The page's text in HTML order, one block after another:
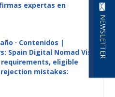
NEWSLETTER
expertas en
· Contenidos |
Spain Digital Nomad Visa
eligible
mistakes: